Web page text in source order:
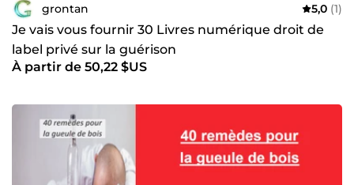
grontan 5,0 (1)
Je vais vous fournir 30 Livres numérique droit de
label privé sur la guérison
À partir de 50,22 $US